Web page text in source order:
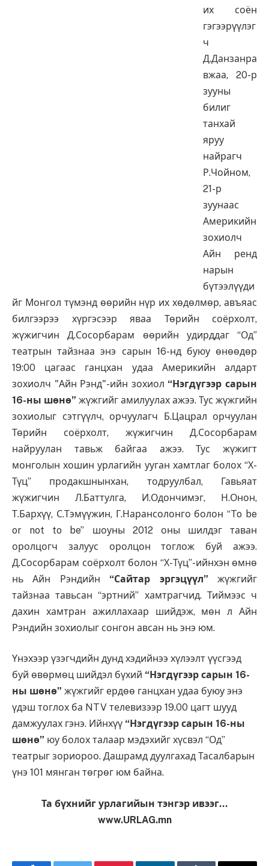
их соён
гэгээрүүлэг
ч
Д.Данзанра
вжаа, 20-р
зууны
билиг
танхай
яруу
найрагч
Р.Чойном,
21-р
зуунаас
Америкийн
зохиолч
Айн ренд
нарын
бүтээлүүди
йг Монгол түмэнд өөрийн нүр их хөдөлмөр, авъяас
билгээрээ хүргэсээр яваа Төрийн соёрхолт,
жүжигчин Д.Сосорбарам өөрийн удирддаг “Од”
театрын тайзнаа энэ сарын 16-нд буюу өнөөдөр
19:00 цагаас ганцхан удаа Америкийн алдарт
зохиолч "Айн Рэнд"-ийн зохиол “Нэгдүгээр сарын
16-ны шөнө” жүжгийг амилуулах ажээ. Тус жүжгийн
зохиолыг сэтгүүлч, орчуулагч Б.Цацрал орчуулан
Төрийн соёрхолт, жүжигчин Д.Сосорбарам
найруулан тавьж байгаа ажээ. Тус жүжигт
монголын хошин урлагийн ууган хамтлаг болох “Х-
Түц” продакшнынхан, тодруулбал, Гавьяат
жүжигчин Л.Баттулга, И.Одончимэг, Н.Онон,
Т.Бархүү, С.Тэмүүжин, Г.Нарансолонго болон “To be
or not to be” шоуны 2012 оны шилдэг таван
оролцогч залуус оролцон тоглож буй ажээ.
Д.Сосорбарам соёрхолт болон “Х-Түц”-ийнхэн өмнө
нь Айн Рэндийн “Сайтар эргэцүүл” жүжгийг
тайзнаа тавьсан “эртний” хамтрагчид. Тиймээс ч
дахин хамтран ажиллахаар шийдэж, мөн л Айн
Рэндийн зохиолыг сонгон авсан нь энэ юм.
Үнэхээр үзэгчдийн дунд хэдийнээ хүлээлт үүсгээд
буй өвөрмөц шийдэл бүхий “Нэгдүгээр сарын 16-
ны шөнө” жүжгийг ердөө ганцхан удаа буюу энэ
үдэш тоглох ба NTV телевизээр 19.00 цагт шууд
дамжуулах гэнэ. Ийнхүү “Нэгдүгээр сарын 16-ны
шөнө” юу болох талаар мэдэхийг хүсвэл “Од”
театрыг зориороо. Дашрамд дуулгахад Тасалбарын
үнэ 101 мянган төгрөг юм байна.
Та бүхнийг урлагийын тэнгэр ивээг…
www.URLAG.mn